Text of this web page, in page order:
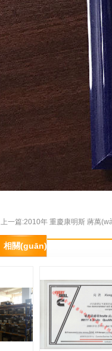
上一篇:2010年 重慶康明斯 蔣萬
(wù)資格認證培訓證書(shū)
相關(guān)展示